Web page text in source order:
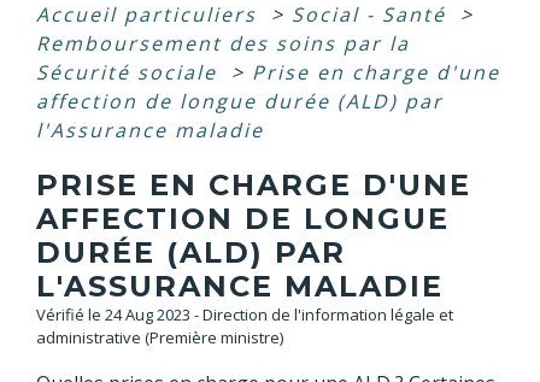
Accueil particuliers > Social - Santé
>
Remboursement des soins par la
Sécurité sociale
> Prise en charge d'une
affection de longue durée (ALD) par
l'Assurance maladie
PRISE EN CHARGE D'UNE
AFFECTION DE LONGUE
DURÉE (ALD) PAR
L'ASSURANCE MALADIE
Vérifié le 24 Aug 2023 - Direction de l'information légale et
administrative (Première ministre)